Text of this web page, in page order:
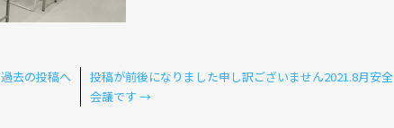
過去の投稿へ
投稿が前後になりました申し訳ございません2021.8月安全
会議です →